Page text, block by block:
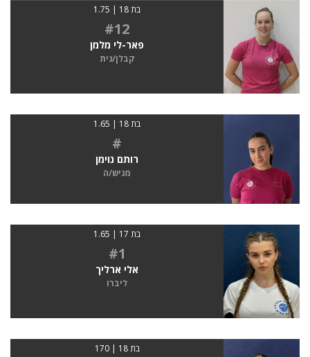
בת 18 | 1.75
#12
פאר-לי מלמן
קבלן/נית
בת 18 | 1.65
#
רותם נוימן
מגיש/ה
בת 17 | 1.65
#1
אלי ארליך
ליברו
בת 18 | 170